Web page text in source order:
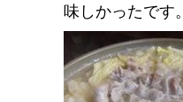
味しかったです。